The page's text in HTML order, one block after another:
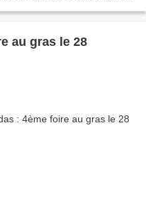
au gras le 28